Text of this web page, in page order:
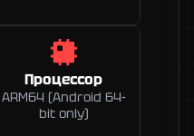
Процессор
ARM64 (Android 64-
bit only)